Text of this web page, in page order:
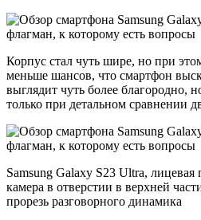
Корпус стал чуть шире, но при
меньше шансов, что смартфон
выглядит чуть более благородно,
только при детальном сравнении
Samsung Galaxy S23 Ultra, лицевая
камера в отверстии в верхней
прорезь разговорного динамика